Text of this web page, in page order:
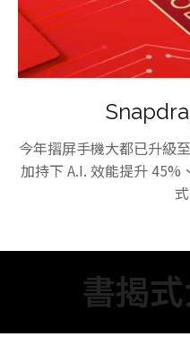
今年摺屏手機大都已升級
加持下 A.I. 效能提升 45%
書揭